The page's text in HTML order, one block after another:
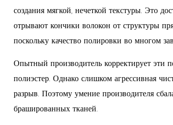
создания мягкой, нечеткой текстуры. Это
отрывают кончики волокон от структуры
поскольку качество полировки во многом
Опытный производитель корректирует эти
полиэстер. Однако слишком агрессивная
разрыв. Поэтому умение производителя
брашированных тканей.